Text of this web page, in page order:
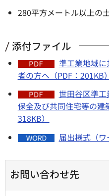
280平方メートル以上の
添付ファイル
準工業地域
者の方へ（PDF：201KB）
世田谷区準
保全及び共同住宅等の建
318KB）
届出様式（ワ
お問い合わせ先